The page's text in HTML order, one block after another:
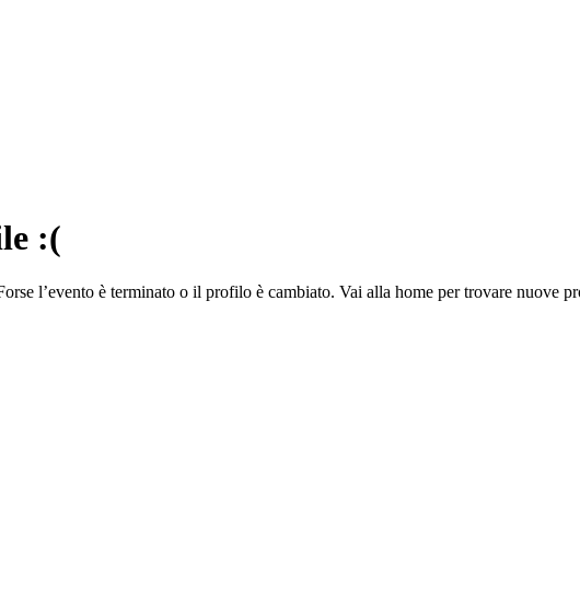
:(
l’evento è terminato o il profilo è cambiato. Vai alla home per trovare nuove